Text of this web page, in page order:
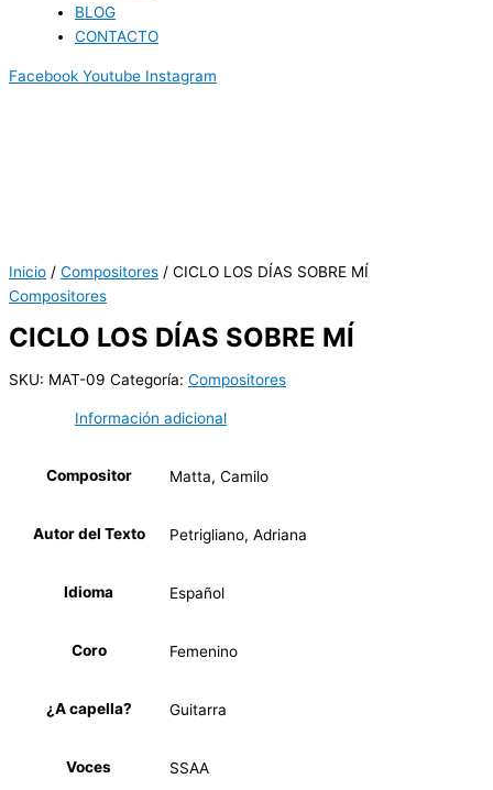
BLOG
CONTACTO
Facebook Youtube Instagram
Inicio / Compositores / CICLO LOS DÍAS SOBRE MÍ
Compositores
CICLO LOS DÍAS SOBRE MÍ
SKU: MAT-09 Categoría: Compositores
Información adicional
Compositor Matta, Camilo
Autor del Texto Petrigliano, Adriana
Idioma Español
Coro Femenino
¿A capella? Guitarra
Voces SSAA